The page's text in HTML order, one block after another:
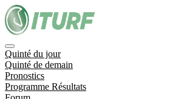
Quinté du jour
Quinté de demain
Pronostics
Programme Résultats